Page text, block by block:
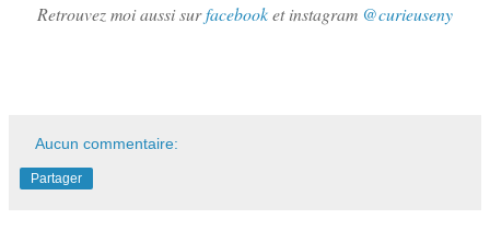
Retrouvez moi aussi surfacebooket instagram @curieuseny
Aucun commentaire:
Partager